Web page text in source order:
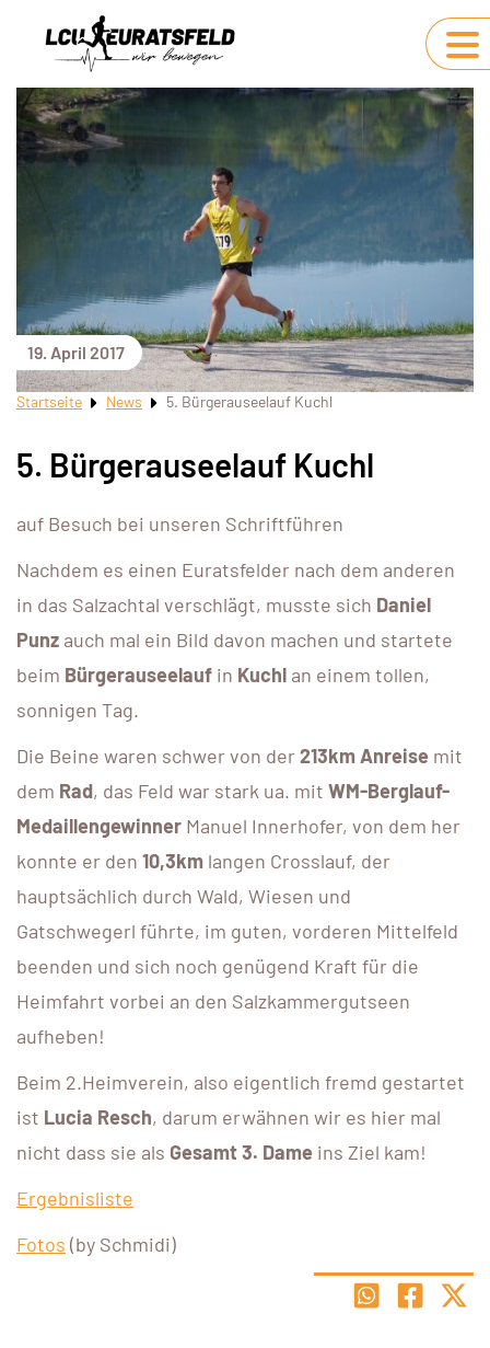
19. April 2017
Startseite News 5. Bürgerauseelauf Kuchl
5. Bürgerauseelauf Kuchl
auf Besuch bei unseren Schriftführen
Nachdem es einen Euratsfelder nach dem anderen
in das Salzachtal verschlägt, musste sich Daniel
Punz auch mal ein Bild davon machen und startete
beim Bürgerauseelauf in Kuchl an einem tollen,
sonnigen Tag.
Die Beine waren schwer von der 213km Anreise mit
dem Rad, das Feld war stark ua. mit WM-Berglauf-
Medaillengewinner Manuel Innerhofer, von dem her
konnte er den 10,3km langen Crosslauf, der
hauptsächlich durch Wald, Wiesen und
Gatschwegerl führte, im guten, vorderen Mittelfeld
beenden und sich noch genügend Kraft für die
Heimfahrt vorbei an den Salzkammergutseen
aufheben!
Beim 2.Heimverein, also eigentlich fremd gestartet
ist Lucia Resch, darum erwähnen wir es hier mal
nicht dass sie als Gesamt 3. Dame ins Ziel kam!
Ergebnisliste
Fotos (by Schmidi)